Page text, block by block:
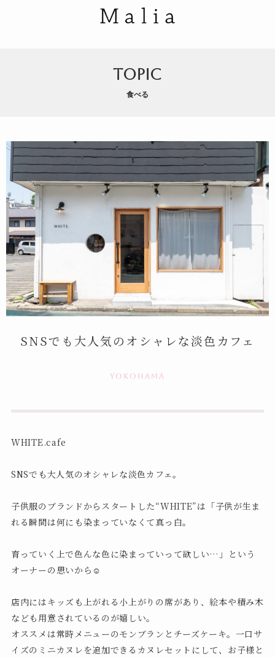
TOPIC
食べる
SNSでも大人気のオシャレな淡色カフェ
yokohama
WHITE.cafe
SNSでも大人気のオシャレな淡色カフェ。
子供服のブランドからスタートした“WHITE”は「子供が生ま
れる瞬間は何にも染まっていなくて真っ白。
育っていく上で色んな色に染まっていって欲しい…」という
オーナーの思いから☺︎
店内にはキッズも上がれる小上がりの席があり、絵本や積み木
なども用意されているのが嬉しい。
オススメは常時メニューのモンブランとチーズケーキ。一口サ
イズのミニカヌレを追加できるカヌレセットにして、お子様と